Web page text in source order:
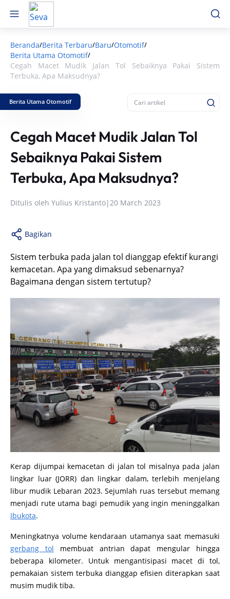
Beranda/Berita Terbaru/Baru/Otomotif/
Berita Utama Otomotif/
Cegah Macet Mudik Jalan Tol Sebaiknya Pakai Sistem
Terbuka, Apa Maksudnya?
Berita Utama Otomotif
Cegah Macet Mudik Jalan Tol
Sebaiknya Pakai Sistem
Terbuka, Apa Maksudnya?
Ditulis oleh Yulius Kristanto|20 March 2023
Bagikan
Sistem terbuka pada jalan tol dianggap efektif kurangi
kemacetan. Apa yang dimaksud sebenarnya?
Bagaimana dengan sistem tertutup?
Kerap dijumpai kemacetan di jalan tol misalnya pada jalan
lingkar luar (JORR) dan lingkar dalam, terlebih menjelang
libur mudik Lebaran 2023. Sejumlah ruas tersebut memang
menjadi rute utama bagi pemudik yang ingin meninggalkan
Ibukota.
Meningkatnya volume kendaraan utamanya saat memasuki
gerbang tol membuat antrian dapat mengular hingga
beberapa kilometer. Untuk mengantisipasi macet di tol,
pemakaian sistem terbuka dianggap efisien diterapkan saat
musim mudik tiba.